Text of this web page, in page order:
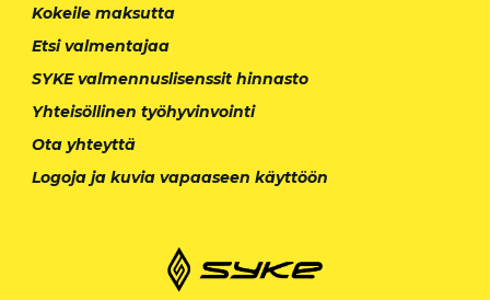
Kokeile maksutta
Etsi valmentajaa
SYKE valmennuslisenssit hinnasto
Yhteisöllinen työhyvinvointi
Ota yhteyttä
Logoja ja kuvia vapaaseen käyttöön